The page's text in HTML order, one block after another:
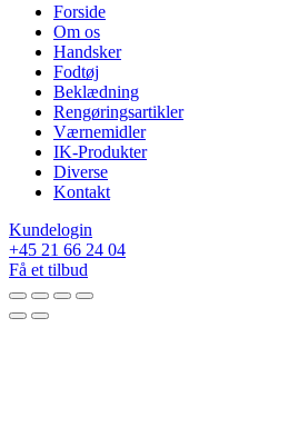
Forside
Om os
Handsker
Fodtøj
Beklædning
Rengøringsartikler
Værnemidler
IK-Produkter
Diverse
Kontakt
Kundelogin
+45 21 66 24 04
Få et tilbud